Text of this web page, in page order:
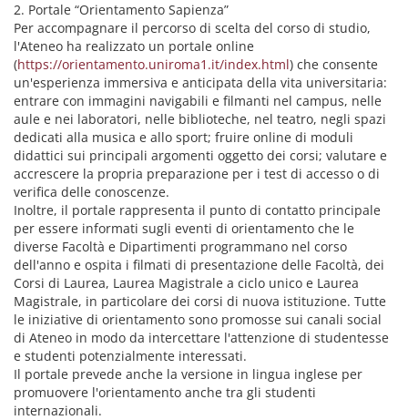
2. Portale “Orientamento Sapienza”
Per accompagnare il percorso di scelta del corso di studio,
l'Ateneo ha realizzato un portale online
(https://orientamento.uniroma1.it/index.html) che consente
un'esperienza immersiva e anticipata della vita universitaria:
entrare con immagini navigabili e filmanti nel campus, nelle
aule e nei laboratori, nelle biblioteche, nel teatro, negli spazi
dedicati alla musica e allo sport; fruire online di moduli
didattici sui principali argomenti oggetto dei corsi; valutare e
accrescere la propria preparazione per i test di accesso o di
verifica delle conoscenze.
Inoltre, il portale rappresenta il punto di contatto principale
per essere informati sugli eventi di orientamento che le
diverse Facoltà e Dipartimenti programmano nel corso
dell'anno e ospita i filmati di presentazione delle Facoltà, dei
Corsi di Laurea, Laurea Magistrale a ciclo unico e Laurea
Magistrale, in particolare dei corsi di nuova istituzione. Tutte
le iniziative di orientamento sono promosse sui canali social
di Ateneo in modo da intercettare l'attenzione di studentesse
e studenti potenzialmente interessati.
Il portale prevede anche la versione in lingua inglese per
promuovere l'orientamento anche tra gli studenti
internazionali.